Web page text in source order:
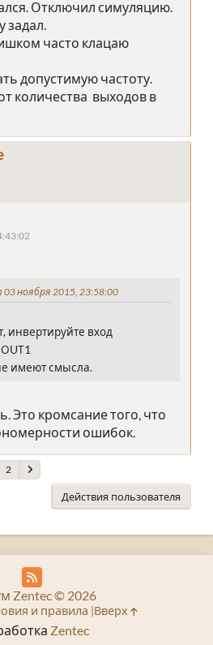
Отключил симуляцию.
задал.
часто клацаю
допустимую частоту.
количества выходов в
ноября 2015, 23:58:00
инвертируйте вход
имеют смысла.
Это кромсание того, что
ошибок.
2
Действия пользователя
Zentec
Zentec © 2026
и правила Вверх